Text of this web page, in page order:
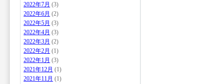
2022年7月 (3)
2022年6月 (2)
2022年5月 (3)
2022年4月 (3)
2022年3月 (2)
2022年2月 (1)
2022年1月 (3)
2021年12月 (1)
2021年11月 (1)